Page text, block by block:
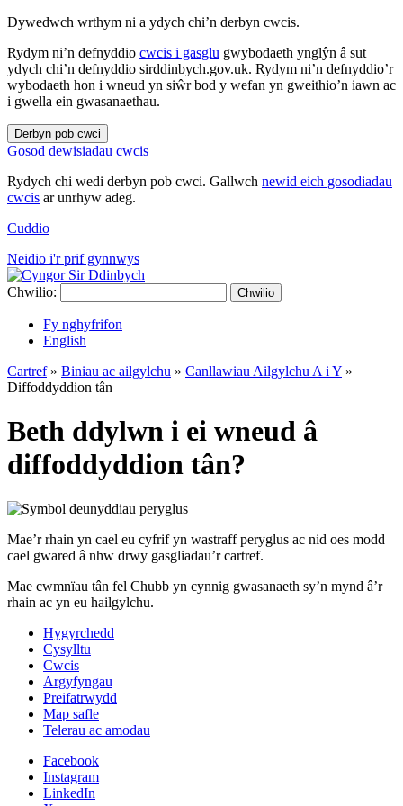
Dywedwch wrthym ni a ydych chi’n derbyn cwcis.
Rydym ni’n defnyddio cwcis i gasglu gwybodaeth ynglŷn â sut
ydych chi’n defnyddio sirddinbych.gov.uk. Rydym ni’n defnyddio’r
wybodaeth hon i wneud yn siŵr bod y wefan yn gweithio’n iawn ac
i gwella ein gwasanaethau.
Derbyn pob cwci
Gosod dewisiadau cwcis
Rydych chi wedi derbyn pob cwci. Gallwch newid eich gosodiadau
cwcis ar unrhyw adeg.
Cuddio
Neidio i'r prif gynnwys
Chwilio: Chwilio
Fy nghyfrifon
English
Cartref» Biniau ac ailgylchu » Canllawiau Ailgylchu A i Y »
Diffoddyddion tân
Beth ddylwn i ei wneud â
diffoddyddion tân?
Mae’r rhain yn cael eu cyfrif yn wastraff peryglus ac nid oes modd
cael gwared â nhw drwy gasgliadau’r cartref.
Mae cwmnïau tân fel Chubb yn cynnig gwasanaeth sy’n mynd â’r
rhain ac yn eu hailgylchu.
Hygyrchedd
Cysylltu
Cwcis
Argyfyngau
Preifatrwydd
Map safle
Telerau ac amodau
Facebook
Instagram
LinkedIn